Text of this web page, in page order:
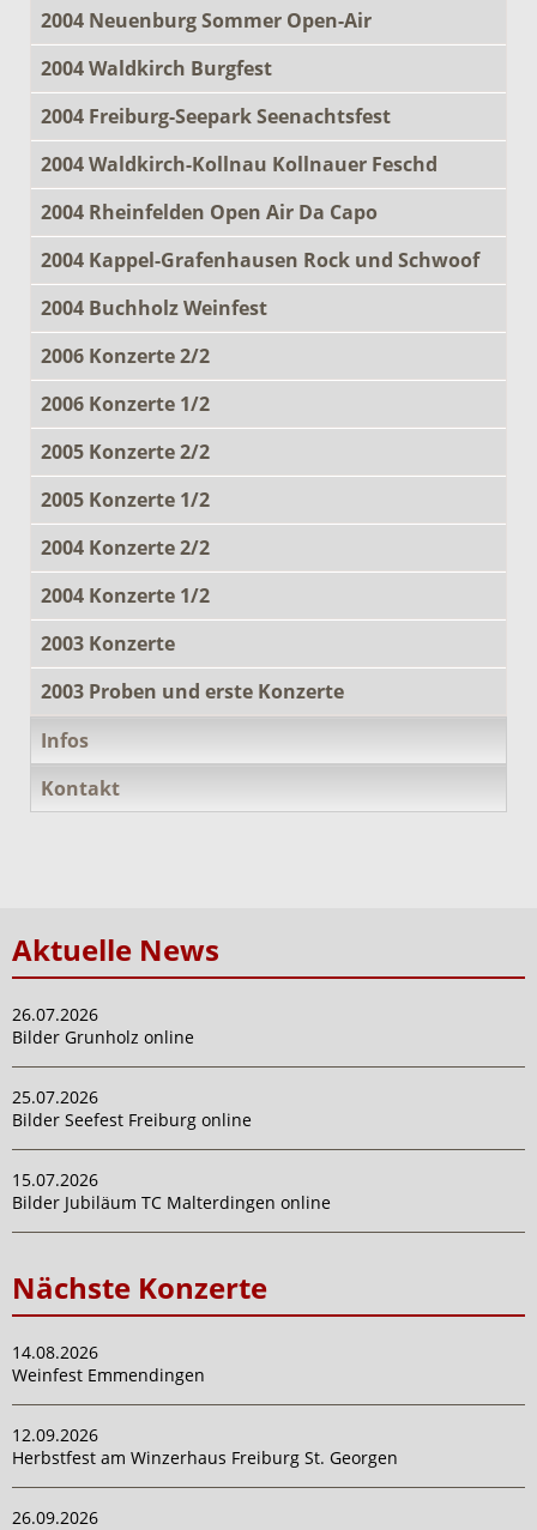
2004 Neuenburg Sommer Open-Air
2004 Waldkirch Burgfest
2004 Freiburg-Seepark Seenachtsfest
2004 Waldkirch-Kollnau Kollnauer Feschd
2004 Rheinfelden Open Air Da Capo
2004 Kappel-Grafenhausen Rock und Schwoof
2004 Buchholz Weinfest
2006 Konzerte 2/2
2006 Konzerte 1/2
2005 Konzerte 2/2
2005 Konzerte 1/2
2004 Konzerte 2/2
2004 Konzerte 1/2
2003 Konzerte
2003 Proben und erste Konzerte
Infos
Kontakt
Aktuelle News
26.07.2026
Bilder Grunholz online
25.07.2026
Bilder Seefest Freiburg online
15.07.2026
Bilder Jubiläum TC Malterdingen online
Nächste Konzerte
14.08.2026
Weinfest Emmendingen
12.09.2026
Herbstfest am Winzerhaus Freiburg St. Georgen
26.09.2026